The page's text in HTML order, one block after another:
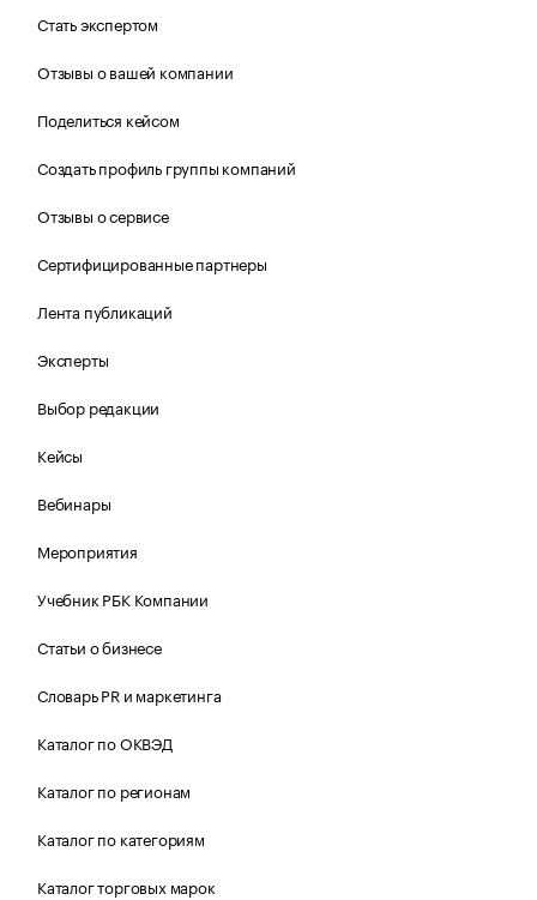
Стать экспертом
Отзывы о вашей компании
Поделиться кейсом
Создать профиль группы компаний
Отзывы о сервисе
Сертифицированные партнеры
Лента публикаций
Эксперты
Выбор редакции
Кейсы
Вебинары
Мероприятия
Учебник РБК Компании
Статьи о бизнесе
Словарь PR и маркетинга
Каталог по ОКВЭД
Каталог по регионам
Каталог по категориям
Каталог торговых марок